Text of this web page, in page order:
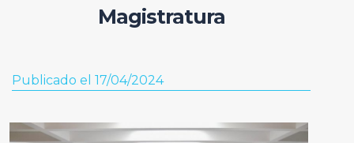
Magistratura
Publicado el 17/04/2024